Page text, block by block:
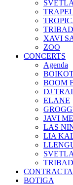
XAVI
ZOO
CONCERTS
Agenda
BOOM
DJ
ELANE
JAVI
LAS
LIA
BOTIGA